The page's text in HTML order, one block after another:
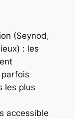
(Seynod,
: les
les plus
accessible